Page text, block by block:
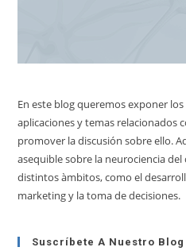
En este blog queremos exponer
aplicaciones y temas
promover la discusión sobre ello.
asequible sobre la neurociencia
distintos àmbitos, como el
marketing y la toma de decisiones.
Suscríbete A Nuestro Blog